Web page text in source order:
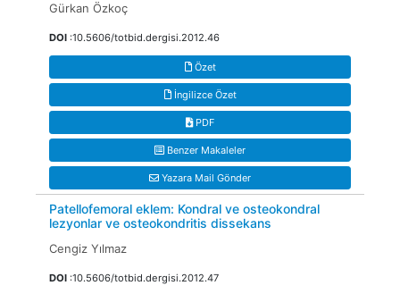
Gürkan Özkoç
DOI :10.5606/totbid.dergisi.2012.46
Özet
İngilizce Özet
PDF
Benzer Makaleler
Yazara Mail Gönder
Patellofemoral eklem: Kondral ve osteokondral
lezyonlar ve osteokondritis dissekans
Cengiz Yılmaz
DOI :10.5606/totbid.dergisi.2012.47